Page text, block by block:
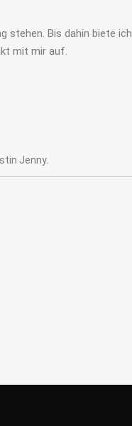
stehen. Bis dahin biete ich
mit mir auf.
Jenny.